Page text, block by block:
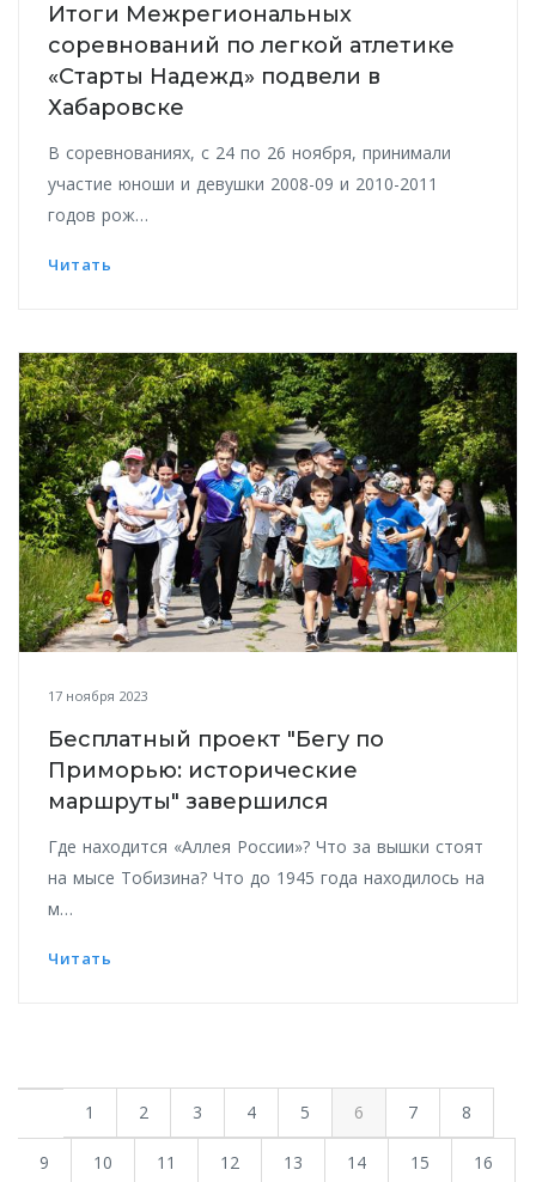
Итоги Межрегиональных
соревнований по легкой атлетике
«Старты Надежд» подвели в
Хабаровске
В соревнованиях, с 24 по 26 ноября, принимали
участие юноши и девушки 2008-09 и 2010-2011
годов рож…
Читать
17 ноября 2023
Бесплатный проект "Бегу по
Приморью: исторические
маршруты" завершился
Где находится «Аллея России»? Что за вышки стоят
на мысе Тобизина? Что до 1945 года находилось на
м…
Читать
1 2 3 4 5 6 7 8
9 10 11 12 13 14 15 16